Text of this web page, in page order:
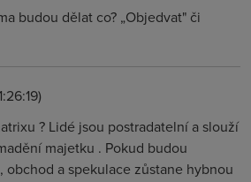
budou dělat co? „Objedvat" či
? Lidé jsou postradatelní a slouží
majetku . Pokud budou
a spekulace zůstane hybnou